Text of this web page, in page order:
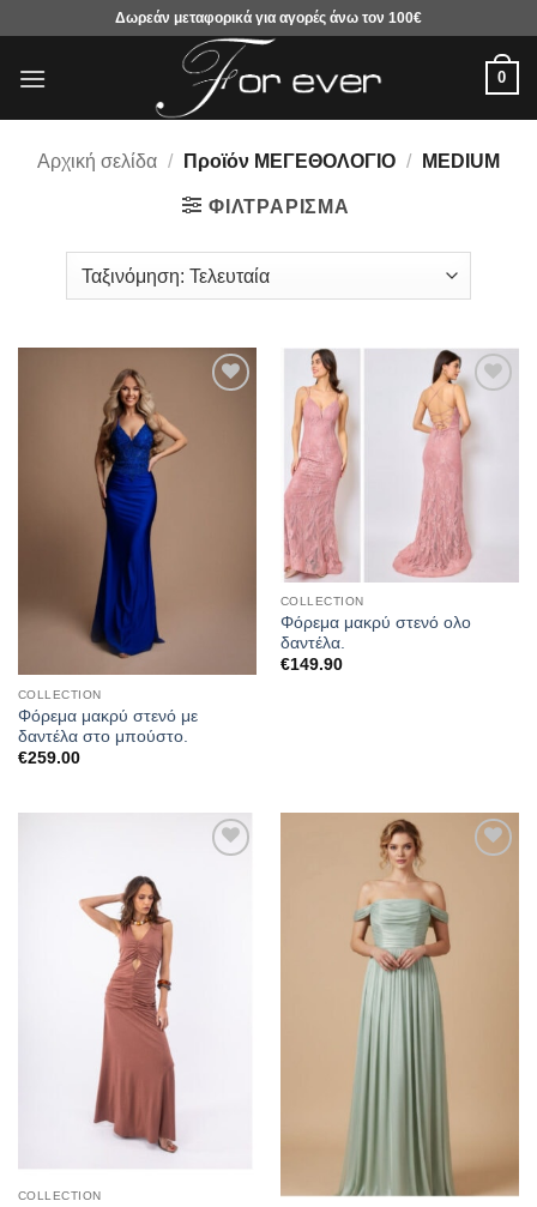
περιεχόμενο
Δωρεάν μεταφορικά για αγορές άνω τον 100€
0
Αρχική σελίδα / Προϊόν ΜΕΓΕΘΟΛΟΓΙΟ / MEDIUM
ΦΙΛΤΡΆΡΙΣΜΑ
αγαπημένα
COLLECTION
Φόρεμα μακρύ στενό με
δαντέλα στο μπούστο.
€259.00
Προσθήκη
στα
αγαπημένα
COLLECTION
Φόρεμα μακρύ στενό ολο
δαντέλα.
€149.90
COLLECTION
αγαπημένα